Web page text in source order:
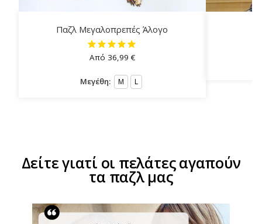
Παζλ Μεγαλοπρεπές Άλογο
Από 36,99€
Μεγέθη: M L
Δείτε γιατί οι πελάτες αγαπούν
τα παζλ μας